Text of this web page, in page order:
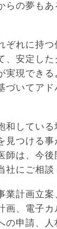
らの夢もあ
ぞれに持つ
、安定した
実現できる
づいてアド
和している
見つける事
師は、今後
にご相談
業計画立案
画、電子カ
の申請、人